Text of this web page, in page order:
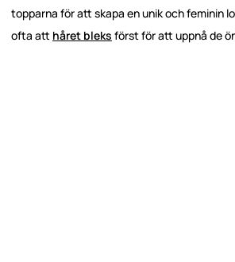
topparna för att skapa en unik och feminin
ofta att håret bleks först för att uppnå de